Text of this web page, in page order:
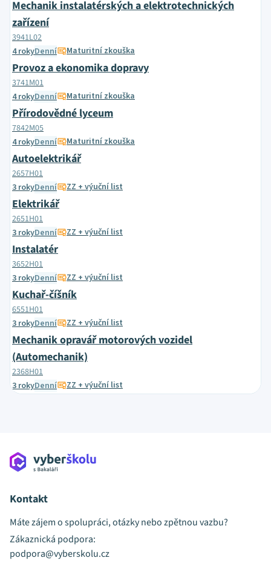
Mechanik instalatérských a elektrotechnických
zařízení
3941L02
4 rokyDenní Maturitní zkouška
Provoz a ekonomika dopravy
3741M01
4 rokyDenní Maturitní zkouška
Přírodovědné lyceum
7842M05
4 rokyDenní Maturitní zkouška
Autoelektrikář
2657H01
3 rokyDenní ZZ + výuční list
Elektrikář
2651H01
3 rokyDenní ZZ + výuční list
Instalatér
3652H01
3 rokyDenní ZZ + výuční list
Kuchař-číšník
6551H01
3 rokyDenní ZZ + výuční list
Mechanik opravář motorových vozidel
(Automechanik)
2368H01
3 rokyDenní ZZ + výuční list
Kontakt
Máte zájem o spolupráci, otázky nebo zpětnou vazbu?
Zákaznická podpora:
podpora@vyberskolu.cz